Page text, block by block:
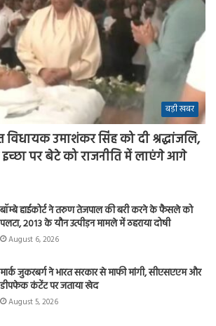
बड़ी खबर
विधायक उमाशंकर सिंह को दी श्रद्धांजलि,
पर बेटे को राजनीति में लाएंगे आगे
बॉम्बे हाईकोर्ट ने तरुण तेजपाल की बरी करने के फैसले को
पलटा, 2013 के यौन उत्पीड़न मामले में ठहराया दोषी
August 6, 2026
मार्क जुकरबर्ग ने भारत सरकार से माफी मांगी, सीएसएएम और
डीपफेक कंटेंट पर जताया खेद
August 5, 2026